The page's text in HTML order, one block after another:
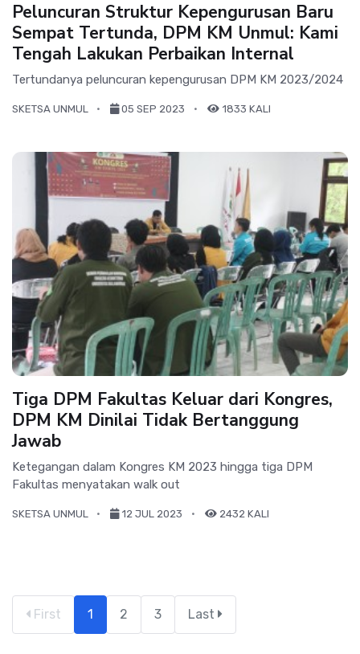
Peluncuran Struktur Kepengurusan Baru
Sempat Tertunda, DPM KM Unmul: Kami
Tengah Lakukan Perbaikan Internal
Tertundanya peluncuran kepengurusan DPM KM 2023/2024
SKETSA UNMUL 05 SEP 2023 1833 KALI
Tiga DPM Fakultas Keluar dari Kongres,
DPM KM Dinilai Tidak Bertanggung
Jawab
Ketegangan dalam Kongres KM 2023 hingga tiga DPM
Fakultas menyatakan walk out
SKETSA UNMUL 12 JUL 2023 2432 KALI
First 1 2 3 Last